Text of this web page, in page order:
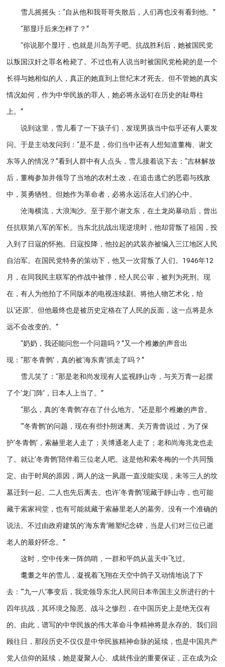
雪儿摇摇头：“自从他和我哥哥失散后，人们再也没有看到他。”
“那显玗后来怎样了？”
“你说那个显玗，也就是川岛芳子吧。抗战胜利后，她被国民党
以叛国汉奸之罪名枪毙了。不过也有人说当时被国民党枪毙的是一个
长得与她相似的人，真正的她直到上世纪末才死去。但不管她的真实
情况如何，作为中华民族的罪人，她必将永远钉在历史的耻辱柱
上。”
说到这里，雪儿看了一下孩子们，发现男孩当中似乎还有人要发
问。于是主动发问到：“是不是，你们当中还有人想知道董梅、谢文
东等人的情况？”看到人群中有人点头，雪儿接着说下去：“吉林解放
后，董梅参加并领导了当地的农村土改，在追击逃亡的恶霸与残敌
中，英勇牺牲。但她作为革命者，必将永远活在人们的心中。
沧海横流，大浪淘沙。至于那个谢文东，在土龙岗暴动后，曾出
任抗联第八军的军长。当东北抗战出现逆境时，他却背叛了祖国，投
入到了日寇的怀抱。日寇投降，他拉起的武装亦被编入三江地区人民
自治军。在国民党特务的策动下，他又一次背叛了人们。1946年12
月，在同我民主联军的作战中被俘，经人民公审，被判为死刑。现
在，有人为他拍了不同版本的电视连续剧。将他人物艺术化，给
以‘还原’。但他最终也是被历史定格在了人民的反面，这一点将是永
远不会改变的。”
“奶奶，我还能问您一个问题吗？”又一个稚嫩的声音出
现：“那‘冬青鹘’，真的被‘海东青’抓走了吗？”
雪儿笑了：“那是老和尚发现有人监视靜山寺，与关万青一起摆
了个‘龙门阵’，日本人上当了。”
“那么，真的‘冬青鹘’存在了什么地方。”还是那个稚嫩的声音。
“‘冬青鹘’的问题，现在有些扑朔迷离。关万青曾说过，为了保
护‘冬青鹘’，索赫里老人走了；关博通老人走了；老和尚海兆龙也走
了。就让‘冬青鹘’陪伴着三位老人吧。这是他和索冬梅的一个共同预
定。由于时局的原因，两人的这一夙愿一直没能实现，未等三人的坟
墓迁到一起。二人也先后离去。也许‘冬青鹘’现藏于靜山寺，也可能
藏于索家祠堂，也有可能就藏于索赫里老人的墓旁。没有一个准确的
说法。不过由政府建筑的‘海东青’雕塑纪念碑，当是人们对三位已逝
老人的最好怀念。”
这时，空中传来一阵鸽哨，一群和平鸽从蓝天中飞过。
耄耋之年的雪儿，凝视着飞翔在天空中鸽子又动情地说了下
去：“‘九一八’事变后，我党领导东北人民同日本帝国主义所进行的十
四年抗战，其环境之险恶、战斗之惨烈，在中国历史上是绝无仅有
的。由此，谱写的中华民族的伟大革命斗争精神将是永存的。我们回
顾往日，那段历史不仅仅是中华民族精神命脉的延续，也是中国共产
党人信仰的延续，她是凝聚人心、成就伟业的重要保证，正在成为众